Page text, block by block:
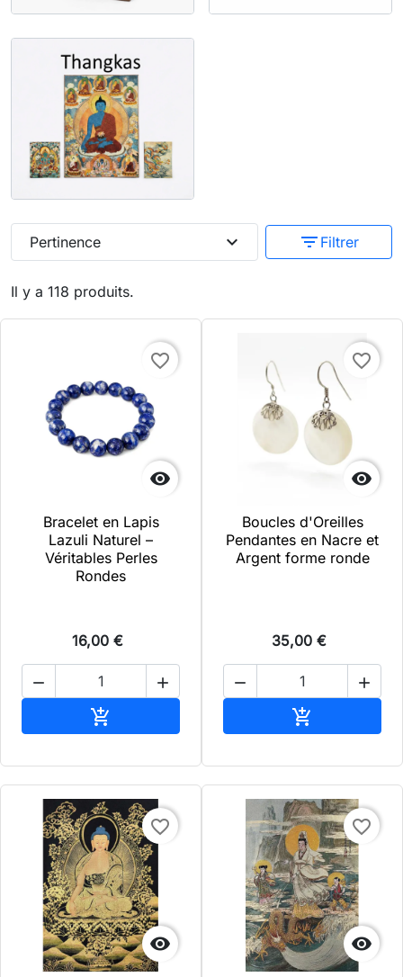
Thangkas
Il y a 118 produits.
Pertinence expand_more filter_list Filtrer

favorite_border
Bracelet en Lapis
Lazuli Naturel –
Véritables Perles
Rondes
16,00 €
 


favorite_border
Boucles d'Oreilles
Pendantes en Nacre et
Argent forme ronde
35,00 €
 


favorite_border

favorite_border